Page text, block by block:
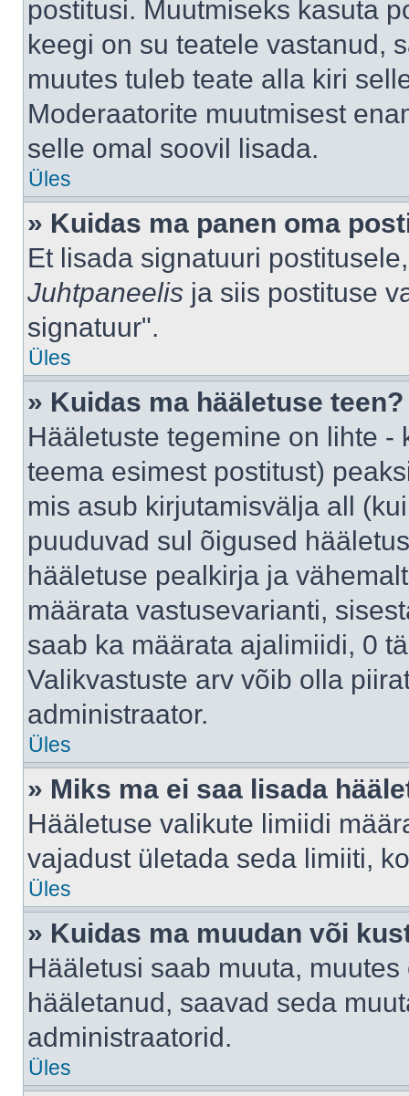
postitusi. Muutmiseks kasuta
keegi on su teatele vastanud,
muutes tuleb teate alla kiri
Moderaatorite muutmisest
selle omal soovil lisada.
Üles
» Kuidas ma panen oma
Et lisada signatuuri
Juhtpaneelis ja siis postituse
signatuur".
Üles
» Kuidas ma hääletuse teen?
Hääletuste tegemine on lihte
teema esimest postitust)
mis asub kirjutamisvälja all
puuduvad sul õigused
hääletuse pealkirja ja
määrata vastusevarianti,
saab ka määrata ajalimiidi, 0
Valikvastuste arv võib olla
administraator.
Üles
» Miks ma ei saa lisada
Hääletuse valikute limiidi
vajadust ületada seda limiiti,
Üles
» Kuidas ma muudan või
Hääletusi saab muuta,
hääletanud, saavad seda
administraatorid.
Üles